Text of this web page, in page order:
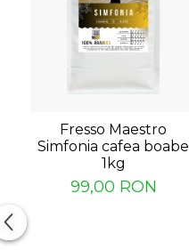
Fresso Maestro
Simfonia cafea boabe
1kg
99,00 RON